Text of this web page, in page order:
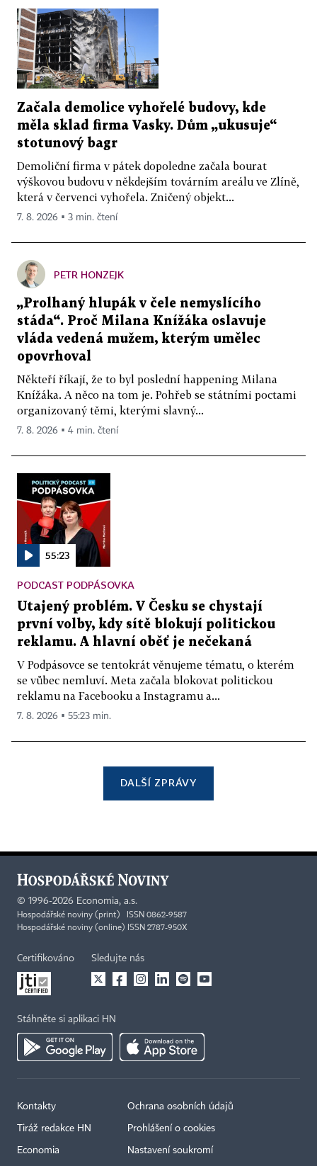
Začala demolice vyhořelé budovy, kde
měla sklad firma Vasky. Dům „ukusuje“
stotunový bagr
Demoliční firma v pátek dopoledne začala bourat
výškovou budovu v někdejším továrním areálu ve Zlíně,
která v červenci vyhořela. Zničený objekt...
7. 8. 2026 ▪ 3 min. čtení
PETR HONZEJK
„Prolhaný hlupák v čele nemyslícího
stáda“. Proč Milana Knížáka oslavuje
vláda vedená mužem, kterým umělec
opovrhoval
Někteří říkají, že to byl poslední happening Milana
Knížáka. A něco na tom je. Pohřeb se státními poctami
organizovaný těmi, kterými slavný...
7. 8. 2026 ▪ 4 min. čtení
55:23
PODCAST PODPÁSOVKA
Utajený problém. V Česku se chystají
první volby, kdy sítě blokují politickou
reklamu. A hlavní oběť je nečekaná
V Podpásovce se tentokrát věnujeme tématu, o kterém
se vůbec nemluví. Meta začala blokovat politickou
reklamu na Facebooku a Instagramu a...
7. 8. 2026 ▪ 55:23 min.
DALŠÍ ZPRÁVY
© 1996-2026 Economia, a.s.
Hospodářské noviny (print) ISSN 0862-9587
Hospodářské noviny (online) ISSN 2787-950X
Certifikováno Sledujte nás
Stáhněte si aplikaci HN
Kontakty
Tiráž redakce HN
Economia
Ochrana osobních údajů
Prohlášení o cookies
Nastavení soukromí